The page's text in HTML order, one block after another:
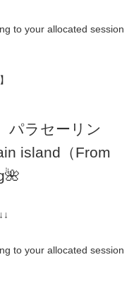
to your allocated session
】
パラセーリン
island（From
🌺
↓↓
to your allocated session